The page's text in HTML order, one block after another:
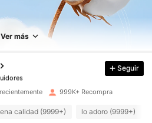
Ver más
7 horas
Seguir
999K+ Recompra
calidad (9999+) lo adoro (9999+)